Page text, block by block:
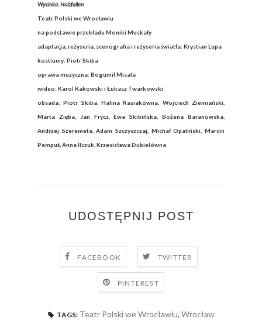
Wycinka. Holzfallen
Teatr Polski we Wrocławiu
na podstawie przekładu Moniki Muskały
adaptacja, reżyseria, scenografia i reżyseria światła: Krystian Lupa
kostiumy: Piotr Skiba
oprawa muzyczna: Bogumił Misala
wideo: Karol Rakowski i Łukasz Twarkowski
obsada: Piotr Skiba, Halina Rasiakówna, Wojciech Ziemiański,
Marta Zięba, Jan Frycz, Ewa Skibińska, Bożena Baranowska,
Andrzej Szeremeta, Adam Szczyszczaj, Michał Opaliński, Marcin
Pempuś, Anna Ilczuk, Krzesisława Dubielówna
UDOSTĘPNIJ POST
FACEBOOK TWITTER
PINTEREST
TAGS: Teatr Polski we Wrocławiu, Wrocław